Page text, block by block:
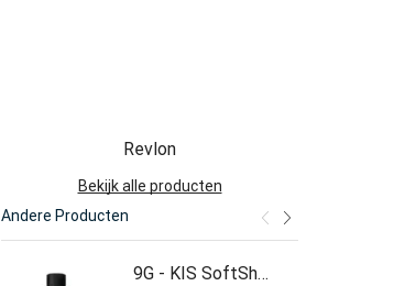
Revlon
Bekijk alle producten
Andere Producten
9G - KIS SoftShades 100ML